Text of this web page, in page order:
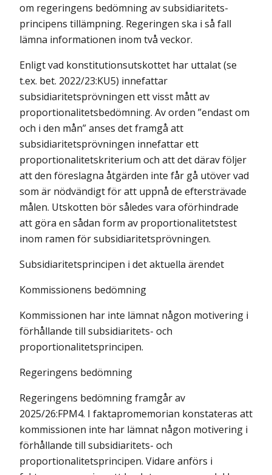
om regeringens bedömning av subsidiaritets­
principens tillämpning. Regeringen ska i så fall
lämna informationen inom två veckor.
Enligt vad konstitutionsutskottet har uttalat (se
t.ex. bet. 2022/23:KU5) innefattar
subsidiaritetsprövningen ett visst mått av
proportionalitets­bedömning. Av orden ”endast om
och i den mån” anses det framgå att
subsidiaritetsprövningen innefattar ett
proportionalitetskriterium och att det därav följer
att den föreslagna åtgärden inte får gå utöver vad
som är nödvändigt för att uppnå de eftersträvade
målen. Utskotten bör således vara oförhindrade
att göra en sådan form av proportionalitetstest
inom ramen för subsidiaritetsprövningen.
Subsidiaritetsprincipen i det aktuella ärendet
Kommissionens bedömning
Kommissionen har inte lämnat någon motivering i
förhållande till subsidiaritets- och
proportionalitetsprincipen.
Regeringens bedömning
Regeringens bedömning framgår av
2025/26:FPM4. I faktapromemorian konstateras att
kommissionen inte har lämnat någon motivering i
förhållande till subsidiaritets- och
proportionalitetsprincipen. Vidare anförs i